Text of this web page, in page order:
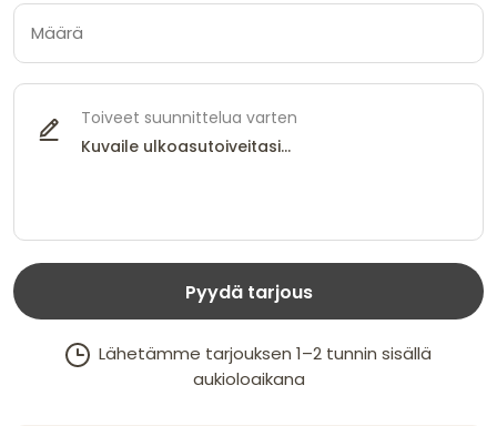
Toiveet suunnittelua varten
Pyydä tarjous
Lähetämme tarjouksen 1–2 tunnin sisällä
aukioloaikana